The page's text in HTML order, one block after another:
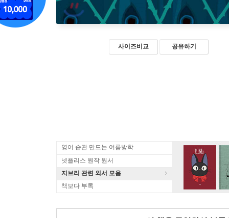
사이즈비교 공유하기
영어 습관 만드는 여름방학
넷플리스 원작 원서
지브리 관련 외서 모음
책보다 부록